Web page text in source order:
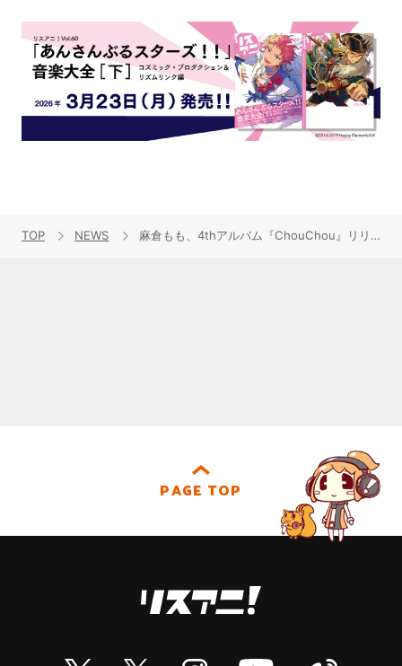
TOP NEWS 麻倉もも、4thアルバム『ChouChou』リリース決定＆ライブツアー追加公演が決定！
PAGE TOP